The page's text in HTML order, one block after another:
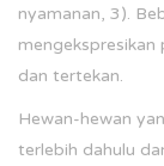
nyamanan, 3).
dan tertekan.
Hewan-hewan
terlebih dahulu